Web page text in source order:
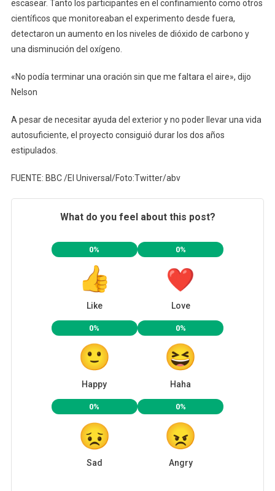
escasear. Tanto los participantes en el confinamiento como otros
científicos que monitoreaban el experimento desde fuera,
detectaron un aumento en los niveles de dióxido de carbono y
una disminución del oxígeno.
«No podía terminar una oración sin que me faltara el aire», dijo
Nelson
A pesar de necesitar ayuda del exterior y no poder llevar una vida
autosuficiente, el proyecto consiguió durar los dos años
estipulados.
FUENTE: BBC /El Universal/Foto:Twitter/abv
What do you feel about this post?
0%
Like
0%
Love
0%
Happy
0%
Haha
0%
Sad
0%
Angry